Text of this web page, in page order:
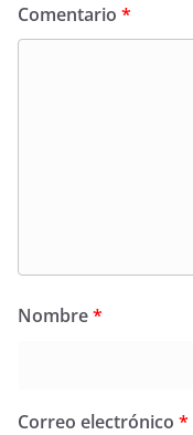
Comentario *
Nombre*
Correo electrónico *